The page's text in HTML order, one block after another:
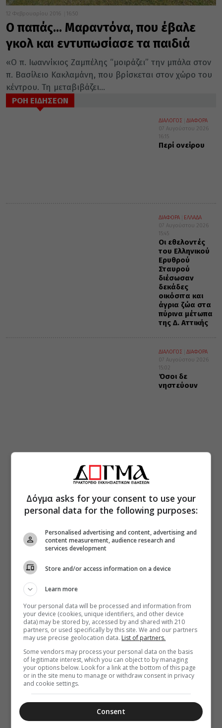
12 Φεβρουαρίου 2016 16:50
Ο παπάς… Μαραντόνα, που έβαλε
γκολ και εντυπωσίασε τα παιδιά
«Ο π. Ιωαννίκιος Ζαμπέλης “μοιράζει” την μπάλα στον
π. Βασίλειο Κακλαμάνη, που βρίσκεται στον χώρο του
κέντρου. Τη μεταβιβάζει...
ΡΟΗ ΕΙΔΗΣΕΩΝ
ΔΙΑΛΟΓΟΣ
ΔΙΑΦΟΡΑ
07 Αυγούστου 2026
16:15
Περί ονείρου
ΔΙΑΦΟΡΑ
ΕΛΛΑΔΑ
07 Αυγούστου 2026
15:45
Οι εθελοντές
του Ελληνικού
Ερυθρού
Σταυρού
διέσωσαν
δεκάδες
οικόσιτα και
άγρια ζώα στα
πύρινα μέτωπα
της Δ. Αττικής
ΔΙΑΛΟΓΟΣ
ΔΙΑΦΟΡΑ
07 Αυγούστου 2026
15:02
Όσοι δε
νηστεύουν
Δόγμα asks for your consent to use your
personal data for the following purposes:
Personalised advertising and content, advertising and
content measurement, audience research and
services development
Store and/or access information on a device
Learn more
Your personal data will be processed and information from
your device (cookies, unique identifiers, and other device
data) may be stored by, accessed by and shared with 210
partners, or used specifically by this site. We and our partners
may use precise geolocation data. List of partners.
Some vendors may process your personal data on the basis
of legitimate interest, which you can object to by managing
your options below. Look for a link at the bottom of this page
or in the site menu to manage or withdraw consent in privacy
and cookie settings.
Consent